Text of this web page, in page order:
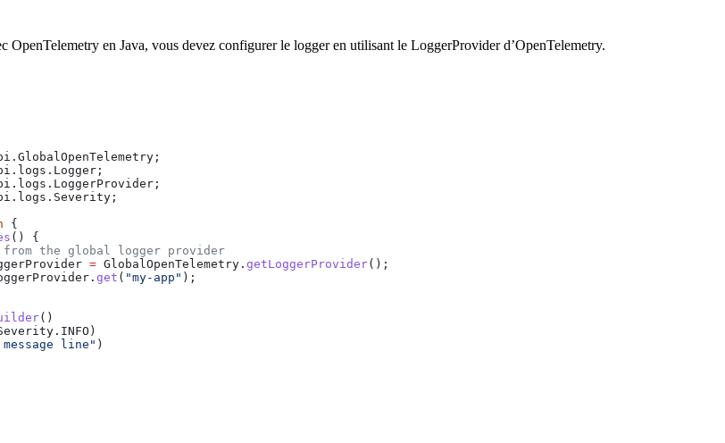
OpenTelemetry en Java, vous devez configurer le logger en utilisant le LoggerProvider d’OpenTelemetry.
{
() {
the global logger provider
= GlobalOpenTelemetry . getLoggerProvider();
. get ( "my-app" );
()
. INFO )
message line" )